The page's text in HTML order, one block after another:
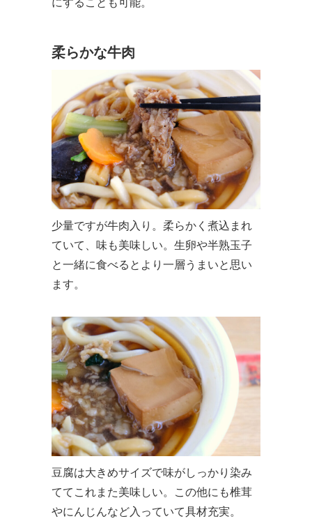
にすることも可能。
柔らかな牛肉
少量ですが牛肉入り。柔らかく煮込まれ
ていて、味も美味しい。生卵や半熟玉子
と一緒に食べるとより一層うまいと思い
ます。
豆腐は大きめサイズで味がしっかり染み
ててこれまた美味しい。この他にも椎茸
やにんじんなど入っていて具材充実。